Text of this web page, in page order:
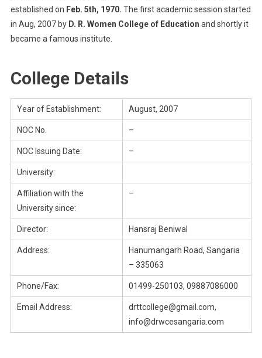
established on Feb. 5th, 1970. The first academic session started
in Aug, 2007 by D. R. Women College of Education and shortly it
became a famous institute.
College Details
Year of Establishment: August, 2007
NOC No. –
NOC Issuing Date: –
University:
Affiliation with the
University since:
–
Director: Hansraj Beniwal
Address:
Hanumangarh Road, Sangaria
– 335063
Phone/Fax: 01499-250103, 09887086000
Email Address:
drttcollege@gmail.com,
info@drwcesangaria.com